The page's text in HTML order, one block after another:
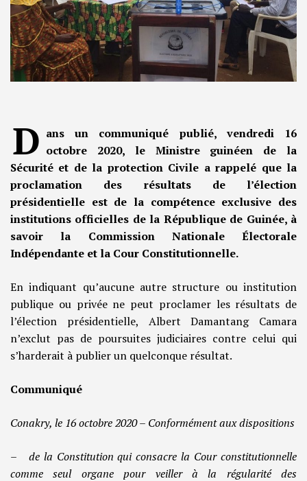
D ans un communiqué publié, vendredi 16
octobre 2020, le Ministre guinéen de la
Sécurité et de la protection Civile a rappelé que la
proclamation des résultats de l’élection
présidentielle est de la compétence exclusive des
institutions officielles de la République de Guinée, à
savoir la Commission Nationale Électorale
Indépendante et la Cour Constitutionnelle.
En indiquant qu’aucune autre structure ou institution
publique ou privée ne peut proclamer les résultats de
l’élection présidentielle, Albert Damantang Camara
n’exclut pas de poursuites judiciaires contre celui qui
s’harderait à publier un quelconque résultat.
Communiqué
Conakry, le 16 octobre 2020 – Conformément aux dispositions
– de la Constitution qui consacre la Cour constitutionnelle
comme seul organe pour veiller à la régularité des